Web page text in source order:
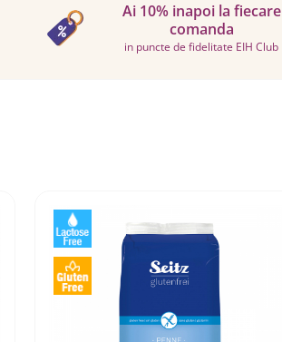
Ai 10% inapoi la fiecare
comanda
in puncte de fidelitate EIH Club